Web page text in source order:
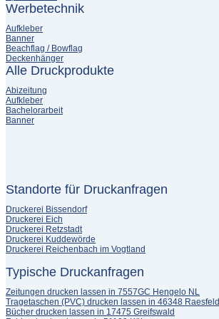
Werbetechnik
Aufkleber
Banner
Beachflag / Bowflag
Deckenhänger
Alle Druckprodukte
Abizeitung
Aufkleber
Bachelorarbeit
Banner
Standorte für Druckanfragen
Druckerei Bissendorf
Druckerei Eich
Druckerei Retzstadt
Druckerei Kuddewörde
Druckerei Reichenbach im Vogtland
Typische Druckanfragen
Zeitungen drucken lassen in 7557GC Hengelo NL
Tragetaschen (PVC) drucken lassen in 46348 Raesfeld
Bücher drucken lassen in 17475 Greifswald